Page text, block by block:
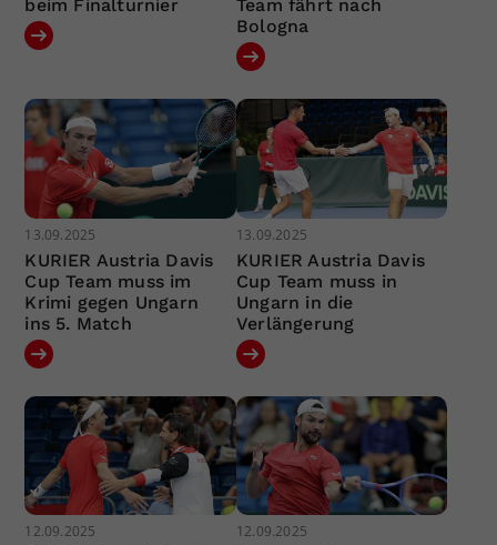
beim Finalturnier
Team fährt nach
Bologna
13.09.2025
KURIER Austria Davis
Cup Team muss im
Krimi gegen Ungarn
ins 5. Match
13.09.2025
KURIER Austria Davis
Cup Team muss in
Ungarn in die
Verlängerung
12.09.2025 12.09.2025